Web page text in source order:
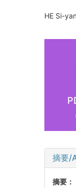
HE Si-
摘要/
摘要：